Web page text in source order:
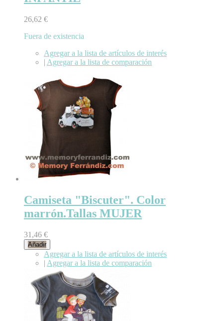
26,62 €
Fuera de existencia
Agregar a la lista de artículos de interés
| Agregar a la lista de comparación
Camiseta "Biscuter". Color
marrón.Tallas MUJER
31,46 €
Añadir
Agregar a la lista de artículos de interés
| Agregar a la lista de comparación